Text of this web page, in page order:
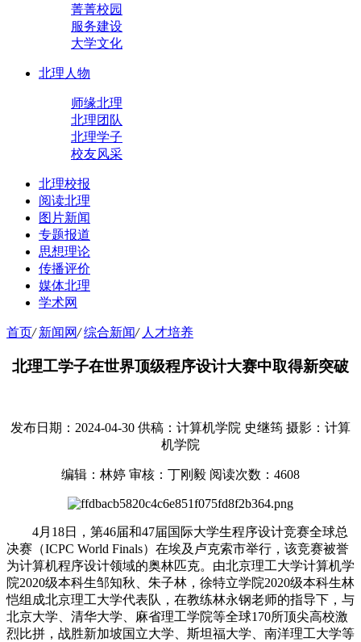
菁菁校园
服务建设
大学文化
北理人物
师缘北理
北理团队
北理学子
校友风采
北理校报
阅读北理
图片新闻
专题报道
思想理论
传播评价
媒体北理
学术网
首页/ 新闻网/ 综合新闻/ 人才培养
北理工学子在世界顶级程序设计大赛中取得新突破
发布日期：2024-04-30 供稿：计算机学院 史继筠 摄影：计算
机学院
编辑：林婷 审核：丁刚毅 阅读次数： 4608
4月18日，第46届和47届国际大学生程序设计竞赛全球总
决赛（ICPC World Finals）在埃及卢克索市举行，该竞赛被誉
为计算机程序设计领域的奥林匹克。由北京理工大学计算机学
院2020级本科生邹知秋、朱子林，徐特立学院2020级本科生林
恺组成北京理工大学代表队，在教练林永钢老师的指导下，与
北京大学、清华大学、麻省理工学院等全球170所顶尖高校激
烈比拼，战胜新加坡国立大学、斯坦福大学、南洋理工大学等